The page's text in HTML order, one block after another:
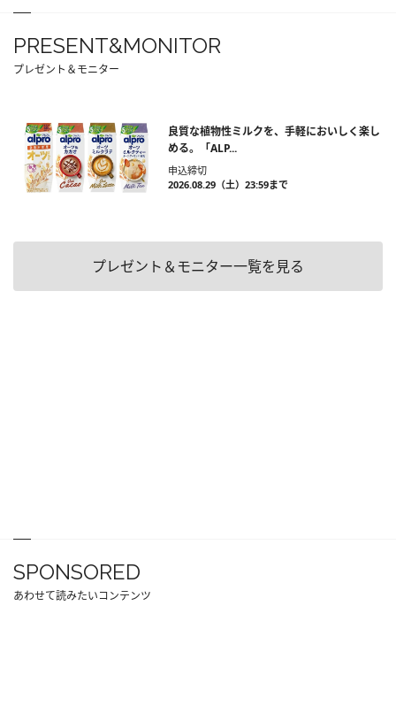
PRESENT&MONITOR
プレゼント＆モニター
良質な植物性ミルクを、手軽においしく楽し
める。「ALP...
申込締切
2026.08.29（土）23:59まで
プレゼント＆モニター一覧を見る
SPONSORED
あわせて読みたいコンテンツ